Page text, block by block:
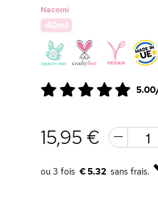
Nacomi
40ml
15,95 €
€ 5.32